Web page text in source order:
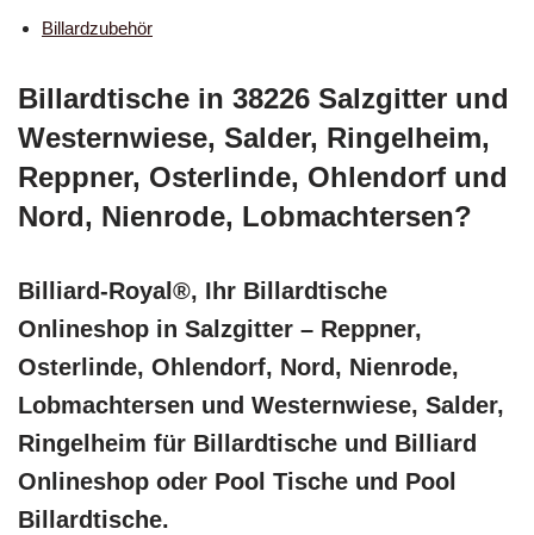
Billardzubehör
Billardtische in 38226 Salzgitter und
Westernwiese, Salder, Ringelheim,
Reppner, Osterlinde, Ohlendorf und
Nord, Nienrode, Lobmachtersen?
Billiard-Royal®, Ihr Billardtische
Onlineshop in Salzgitter – Reppner,
Osterlinde, Ohlendorf, Nord, Nienrode,
Lobmachtersen und Westernwiese, Salder,
Ringelheim für Billardtische und Billiard
Onlineshop oder Pool Tische und Pool
Billardtische.